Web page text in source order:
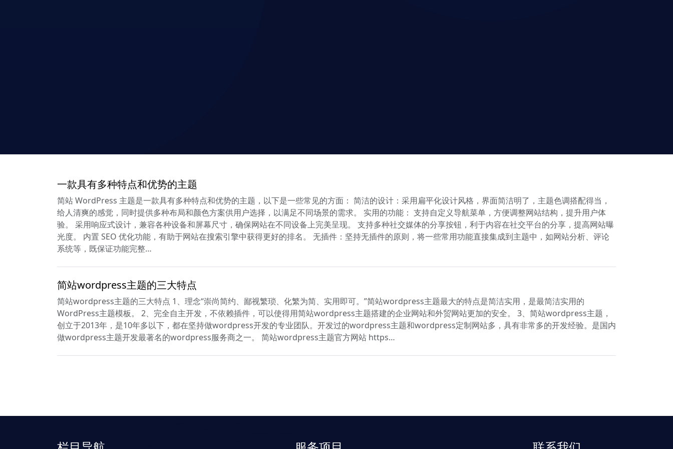
一款具有多种特点和优势的主题
简站 WordPress 主题是一款具有多种特点和优势的主题，以下是一些常见的方面： 简洁的设计：采用扁平化设计风格，界面简洁明了，主题色调搭配得当，
给人清爽的感觉，同时提供多种布局和颜色方案供用户选择，以满足不同场景的需求。 实用的功能： 支持自定义导航菜单，方便调整网站结构，提升用户体
验。 采用响应式设计，兼容各种设备和屏幕尺寸，确保网站在不同设备上完美呈现。 支持多种社交媒体的分享按钮，利于内容在社交平台的分享，提高网站曝
光度。 内置 SEO 优化功能，有助于网站在搜索引擎中获得更好的排名。 无插件：坚持无插件的原则，将一些常用功能直接集成到主题中，如网站分析、评论
系统等，既保证功能完整…
简站wordpress主题的三大特点
简站wordpress主题的三大特点 1、理念“崇尚简约、鄙视繁琐、化繁为简、实用即可。”简站wordpress主题最大的特点是简洁实用，是最简洁实用的
WordPress主题模板。 2、完全自主开发，不依赖插件，可以使得用简站wordpress主题搭建的企业网站和外贸网站更加的安全。 3、简站wordpress主题，
创立于2013年，是10年多以下，都在坚持做wordpress开发的专业团队。开发过的wordpress主题和wordpress定制网站多，具有非常多的开发经验。是国内
做wordpress主题开发最著名的wordpress服务商之一。 简站wordpress主题官方网站 https…